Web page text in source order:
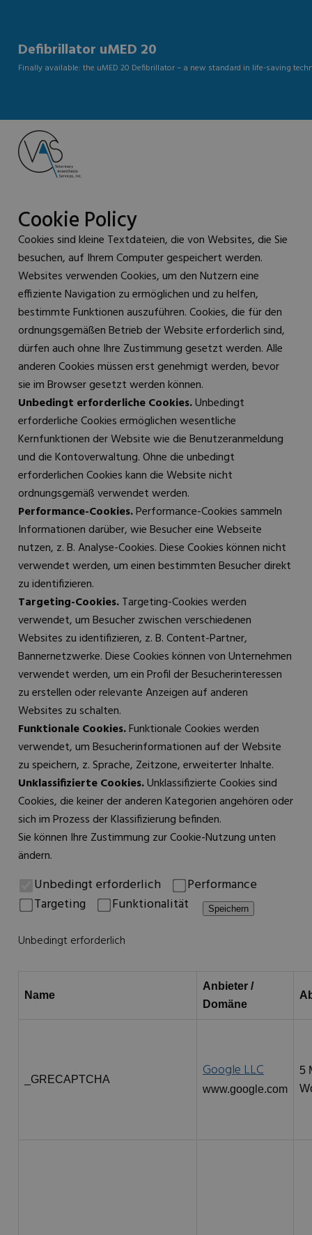
Defibrillator uMED 20
Finally available: the uMED 20 Defibrillator – a new standard in life-saving
Cookie Policy
Cookies sind kleine Textdateien, die von Websites, die Sie
besuchen, auf Ihrem Computer gespeichert werden.
Websites verwenden Cookies, um den Nutzern eine
effiziente Navigation zu ermöglichen und zu helfen,
bestimmte Funktionen auszuführen. Cookies, die für den
ordnungsgemäßen Betrieb der Website erforderlich sind,
dürfen auch ohne Ihre Zustimmung gesetzt werden. Alle
anderen Cookies müssen erst genehmigt werden, bevor
sie im Browser gesetzt werden können.
Unbedingt erforderliche Cookies.Unbedingt
erforderliche Cookies ermöglichen wesentliche
Kernfunktionen der Website wie die Benutzeranmeldung
und die Kontoverwaltung. Ohne die unbedingt
erforderlichen Cookies kann die Website nicht
ordnungsgemäß verwendet werden.
Performance-Cookies.Performance-Cookies sammeln
Informationen darüber, wie Besucher eine Webseite
nutzen, z. B. Analyse-Cookies. Diese Cookies können nicht
verwendet werden, um einen bestimmten Besucher direkt
zu identifizieren.
Targeting-Cookies.Targeting-Cookies werden
verwendet, um Besucher zwischen verschiedenen
Websites zu identifizieren, z. B. Content-Partner,
Bannernetzwerke. Diese Cookies können von Unternehmen
verwendet werden, um ein Profil der Besucherinteressen
zu erstellen oder relevante Anzeigen auf anderen
Websites zu schalten.
Funktionale Cookies.Funktionale Cookies werden
verwendet, um Besucherinformationen auf der Website
zu speichern, z. Sprache, Zeitzone, erweiterter Inhalte.
Unklassifizierte Cookies.Unklassifizierte Cookies sind
Cookies, die keiner der anderen Kategorien angehören oder
sich im Prozess der Klassifizierung befinden.
Sie können Ihre Zustimmung zur Cookie-Nutzung unten
ändern.
Unbedingt erforderlich
Performance
Targeting
Funktionalität Speichern
Unbedingt erforderlich
Name
Anbieter /
Domäne
_GRECAPTCHA Google LLC
www.google.com
5